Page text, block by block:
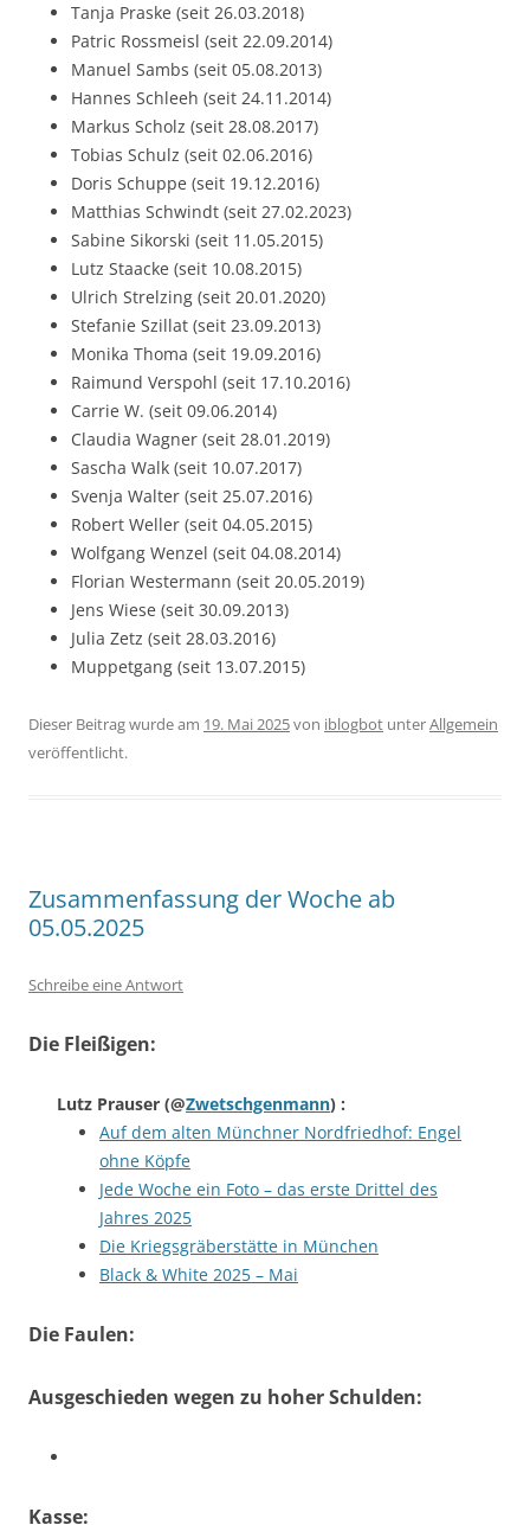
Tanja Praske (seit 26.03.2018)
Patric Rossmeisl (seit 22.09.2014)
Manuel Sambs (seit 05.08.2013)
Hannes Schleeh (seit 24.11.2014)
Markus Scholz (seit 28.08.2017)
Tobias Schulz (seit 02.06.2016)
Doris Schuppe (seit 19.12.2016)
Matthias Schwindt (seit 27.02.2023)
Sabine Sikorski (seit 11.05.2015)
Lutz Staacke (seit 10.08.2015)
Ulrich Strelzing (seit 20.01.2020)
Stefanie Szillat (seit 23.09.2013)
Monika Thoma (seit 19.09.2016)
Raimund Verspohl (seit 17.10.2016)
Carrie W. (seit 09.06.2014)
Claudia Wagner (seit 28.01.2019)
Sascha Walk (seit 10.07.2017)
Svenja Walter (seit 25.07.2016)
Robert Weller (seit 04.05.2015)
Wolfgang Wenzel (seit 04.08.2014)
Florian Westermann (seit 20.05.2019)
Jens Wiese (seit 30.09.2013)
Julia Zetz (seit 28.03.2016)
Muppetgang (seit 13.07.2015)
Dieser Beitrag wurde am 19. Mai 2025von iblogbot unterAllgemein
veröffentlicht.
Zusammenfassung der Woche ab
05.05.2025
Schreibe eine Antwort
Die Fleißigen:
Lutz Prauser (@Zwetschgenmann) :
Auf dem alten Münchner Nordfriedhof: Engel
ohne Köpfe
Jede Woche ein Foto – das erste Drittel des
Jahres 2025
Die Kriegsgräberstätte in München
Black & White 2025 – Mai
Die Faulen:
Ausgeschieden wegen zu hoher Schulden:
Kasse: